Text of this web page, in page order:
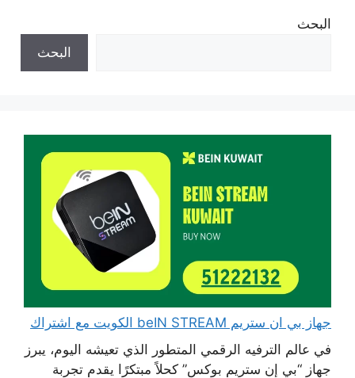
البحث
البحث
جهاز بي ان ستريم beIN STREAM الكويت مع اشتراك
في عالم الترفيه الرقمي المتطور الذي تعيشه اليوم، يبرز
جهاز “بي إن ستريم بوكس” كحلاً مبتكرًا يقدم تجربة